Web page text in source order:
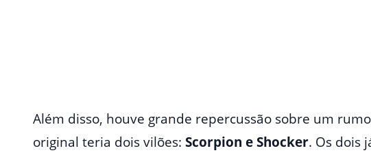
Além disso, houve grande repercussão sobre um
original teria dois vilões: Scorpion e Shocker. Os dois